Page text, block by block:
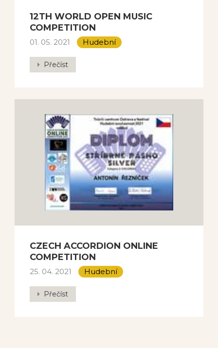
12TH WORLD OPEN MUSIC
COMPETITION
01. 05. 2021 Hudební
Přečíst
CZECH ACCORDION ONLINE
COMPETITION
25. 04. 2021 Hudební
Přečíst